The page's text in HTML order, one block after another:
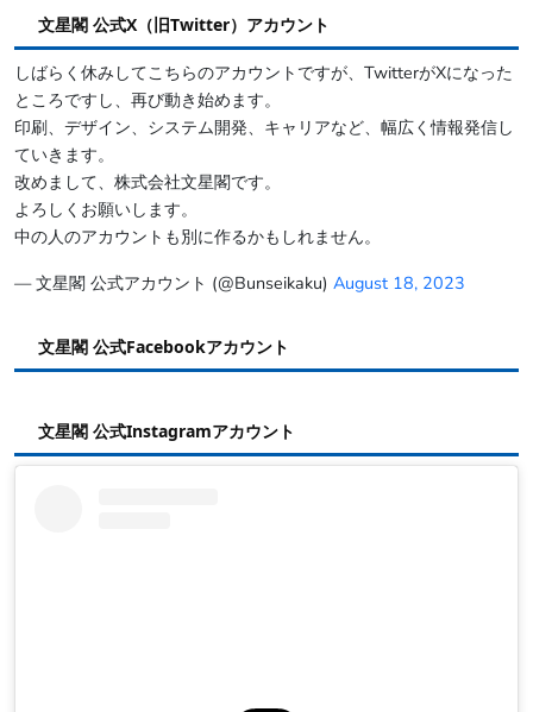
文星閣 公式X（旧Twitter）アカウント
しばらく休みしてこちらのアカウントですが、TwitterがXになった
ところですし、再び動き始めます。
印刷、デザイン、システム開発、キャリアなど、幅広く情報発信し
ていきます。
改めまして、株式会社文星閣です。
よろしくお願いします。
中の人のアカウントも別に作るかもしれません。
— 文星閣 公式アカウント (@Bunseikaku) August 18, 2023
文星閣 公式Facebookアカウント
文星閣 公式Instagramアカウント